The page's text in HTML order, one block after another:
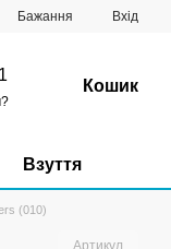
Бажання Вхід
Кошик
Взуття
(010)
Артикул